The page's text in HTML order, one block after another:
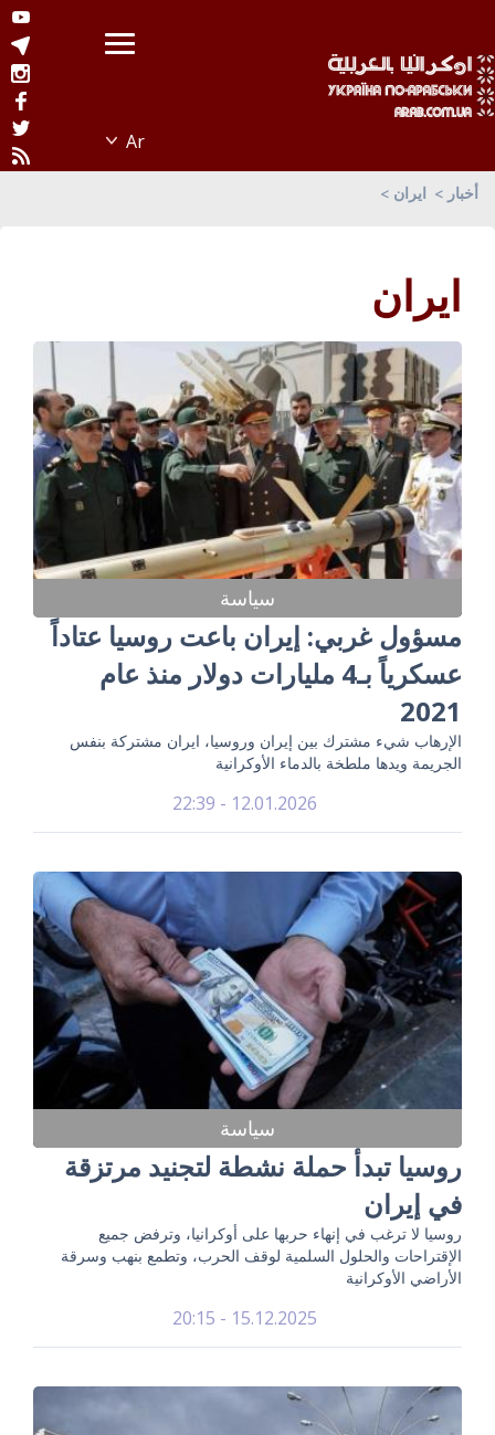
أخبار ايران
ايران
سياسة
مسؤول غربي: إيران باعت روسيا عتاداً
عسكرياً بـ4 مليارات دولار منذ عام
2021
الإرهاب شيء مشترك بين إيران وروسيا، ايران مشتركة بنفس
الجريمة ويدها ملطخة بالدماء الأوكرانية
12.01.2026 - 22:39
سياسة
روسيا تبدأ حملة نشطة لتجنيد مرتزقة
في إيران
روسيا لا ترغب في إنهاء حربها على أوكرانيا، وترفض جميع
الإقتراحات والحلول السلمية لوقف الحرب، وتطمع بنهب وسرقة
الأراضي الأوكرانية
15.12.2025 - 20:15